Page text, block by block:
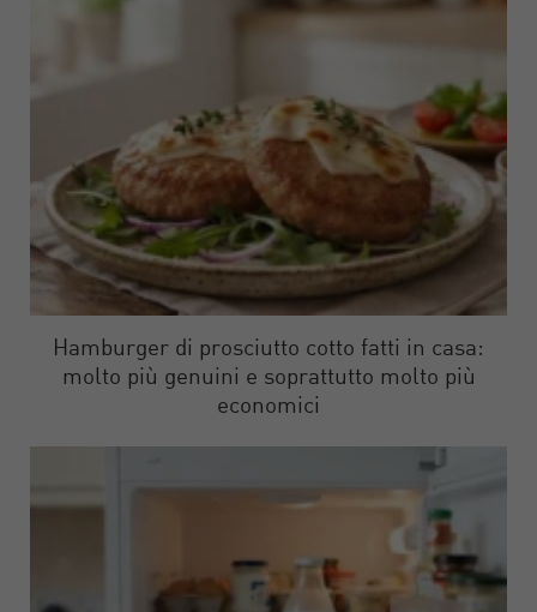
Hamburger di prosciutto cotto fatti in casa:
molto più genuini e soprattutto molto più
economici